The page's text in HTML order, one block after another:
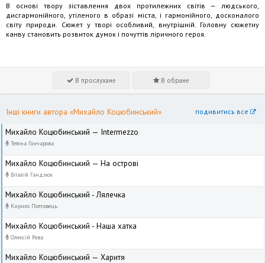
В основі твору зіставлення двох протилежних світів — людського,
дисгармо­нійного, утіленого в образі міста, і гармонійного, досконалого
світу природи. Сюжет у творі особливий, внутрішній. Головну сюжетну
канву становить розвиток думок і почуттів ліричного героя.
В прослухане В обране
Інші книги автора «Михайло Коцюбинський» подивитись все
Михайло Коцюбинський — Intermezzo
Тетяна Гончарова
Михайло Коцюбинський — На острові
Віталій Гандзюк
Михайло Коцюбинський - Лялечка
Кирило Полтавець
Михайло Коцюбинський - Наша хатка
Олексій Рева
Михайло Коцюбинський — Харитя